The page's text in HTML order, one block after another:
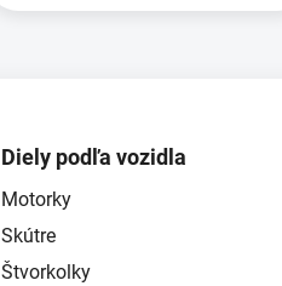
Diely podľa vozidla
Motorky
Skútre
Štvorkolky